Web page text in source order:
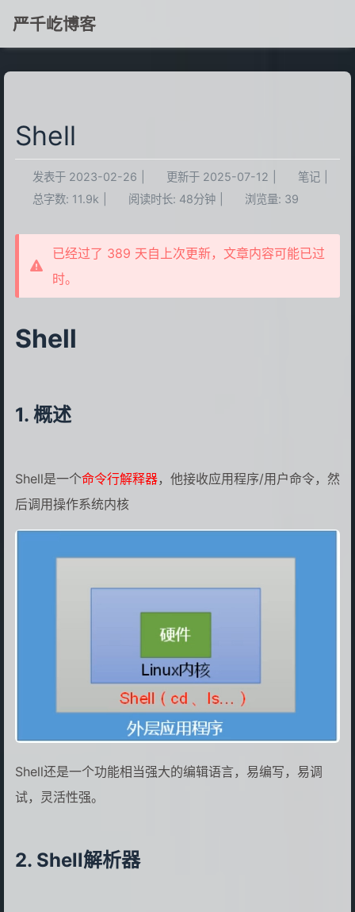
严千屹博客
Shell
发表于 2023-02-26 更新于 2025-07-12 笔记
总字数: 11.9k 阅读时长: 48分钟 浏览量: 39
已经过了 389 天自上次更新，文章内容可能已过
时。
Shell
概述
Shell是一个命令行解释器，他接收应用程序/用户命令，然
后调用操作系统内核
Shell还是一个功能相当强大的编辑语言，易编写，易调
试，灵活性强。
Shell解析器